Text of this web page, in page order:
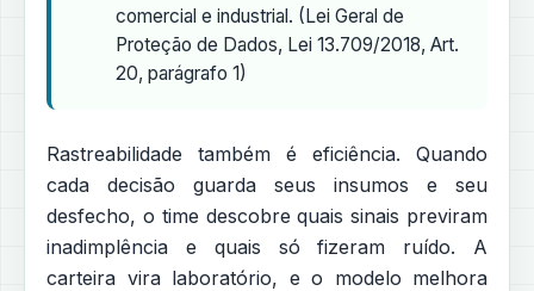
comercial e industrial. (Lei Geral de
Proteção de Dados, Lei 13.709/2018, Art.
20, parágrafo 1)
Rastreabilidade também é eficiência. Quando
cada decisão guarda seus insumos e seu
desfecho, o time descobre quais sinais previram
inadimplência e quais só fizeram ruído. A
carteira vira laboratório, e o modelo melhora